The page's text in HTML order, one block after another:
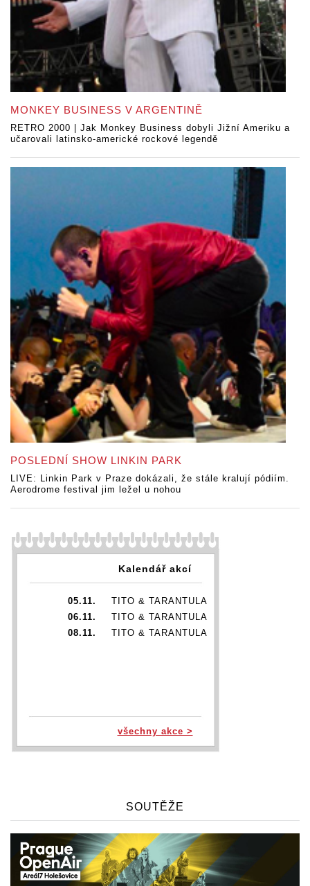
MONKEY BUSINESS V ARGENTINĚ
RETRO 2000 | Jak Monkey Business dobyli Jižní Ameriku a
učarovali latinsko-americké rockové legendě
POSLEDNÍ SHOW LINKIN PARK
LIVE: Linkin Park v Praze dokázali, že stále kralují pódiím.
Aerodrome festival jim ležel u nohou
Kalendář akcí
05.11.
TITO & TARANTULA
06.11.
TITO & TARANTULA
08.11.
TITO & TARANTULA
všechny akce >
SOUTĚŽE